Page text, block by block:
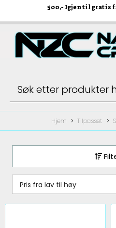
500,- Igjen til gratis
Hjem Tilpasset
Pris fra lav til høy